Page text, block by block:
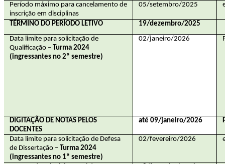
Período máximo para cancelamento de
inscrição em disciplinas
05/setembro/2025
TÉRMINO DO PERÍODO LETIVO
19/dezembro/2025
Data limite para solicitação de
Qualificação – Turma 2024
(ingressantes no 2º semestre)
02/janeiro/2026
DIGITAÇÃO DE NOTAS PELOS
DOCENTES
até 09/janeiro/2026
Data limite para solicitação de Defesa
de Dissertação – Turma 2024
(ingressantes no 1º semestre)
02/fevereiro/2026